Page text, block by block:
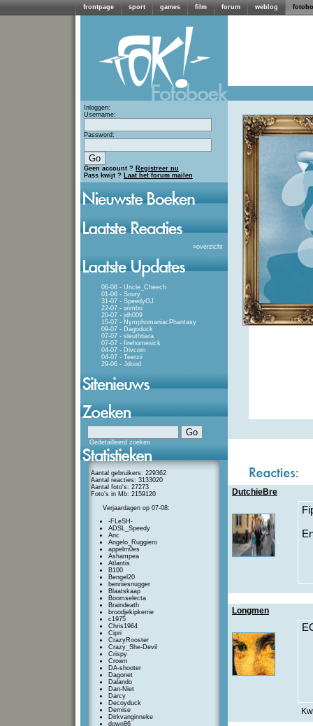
frontpage sport games film forum weblog
Inloggen:
Username:
Password:
Geen account ? Registreer nu
Pass kwijt ? Laat het forum mailen
»overzicht
06-08 - Uncle_Cheech
01-08 - Soury
31-07 - SpeedyGJ
22-07 - wimbo
20-07 - jdh009
15-07 - NymphomaniacPhantasy
09-07 - Dagoduck
07-07 - sleuthtiara
07-07 - firehomesick
04-07 - Divcom
04-07 - Teerzii
29-06 - Jdood
Gedetailleerd zoeken
Aantal gebruikers: 229362
Aantal reacties: 3133020
Aantal foto's: 27273
Foto's in Mb: 2159120
Verjaardagen op 07-08:
-FLeSH-
ADSL_Speedy
Anc
Angelo_Ruggiero
appelm0es
Ashampea
Atlantis
B100
Bengel20
benniesnugger
Blaatskaap
Boomselecta
Braindeath
broodjekipkerrie
c1975
Chris1964
Cipri
CrazyRooster
Crazy_She-Devil
Crispy
Crown
DA-shooter
Dagonet
Dalando
Dan-Niet
Darcy
Decoyduck
Demise
Dirkvanginneke
down86
DutchieBre
Longmen